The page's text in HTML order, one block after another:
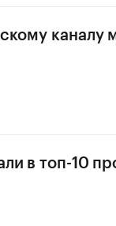
каналу
в топ-10